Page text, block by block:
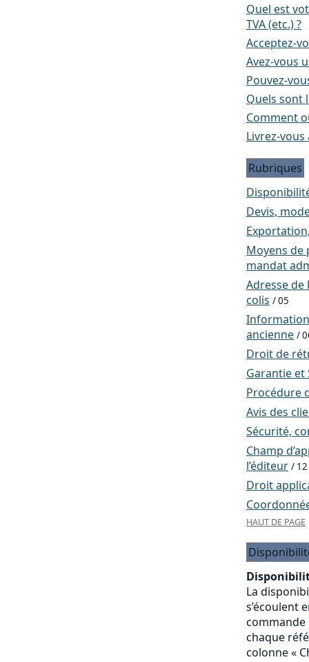
Quel est
TVA (etc.) ?
Acceptez-
Avez-vous
Pouvez-
Quels sont
Comment
Livrez-vous
Rubriques
Devis,
Moyens de
mandat
Adresse
colis / 05
ancienne /
Droit de
Garantie et
Procédure
Avis des
Sécurité,
Champ
l’éditeur / 12
Droit
HAUT DE PAGE
La
s’écoulent
commande
chaque
colonne «